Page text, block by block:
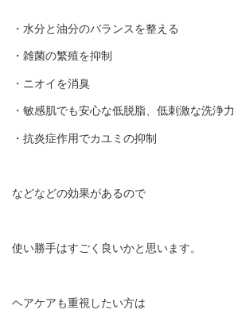
・水分と油分のバランスを整える
・雑菌の繁殖を抑制
・ニオイを消臭
・敏感肌でも安心な低脱脂、低刺激な洗浄力
・抗炎症作用でカユミの抑制
などなどの効果があるので
使い勝手はすごく良いかと思います。
ヘアケアも重視したい方は